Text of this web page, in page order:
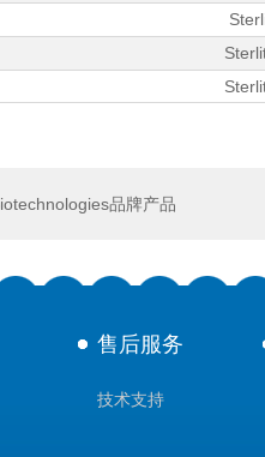
品牌产品
售后服务
技术支持